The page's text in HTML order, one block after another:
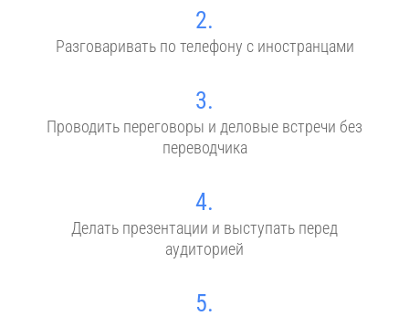
2.
Разговаривать по телефону с иностранцами
3.
Проводить переговоры и деловые встречи без
переводчика
4.
Делать презентации и выступать перед
аудиторией
5.